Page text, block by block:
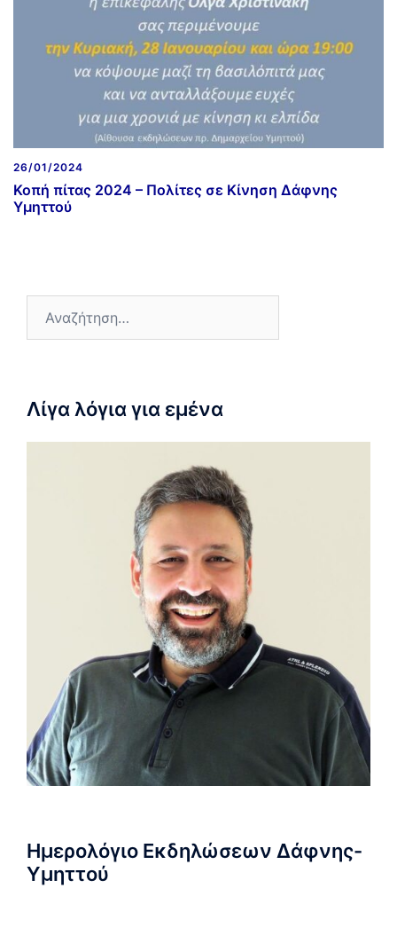
26/01/2024
Κοπή πίτας 2024 – Πολίτες σε Κίνηση Δάφνης
Υμηττού
Λίγα λόγια για εμένα
Ημερολόγιο Εκδηλώσεων Δάφνης-
Υμηττού